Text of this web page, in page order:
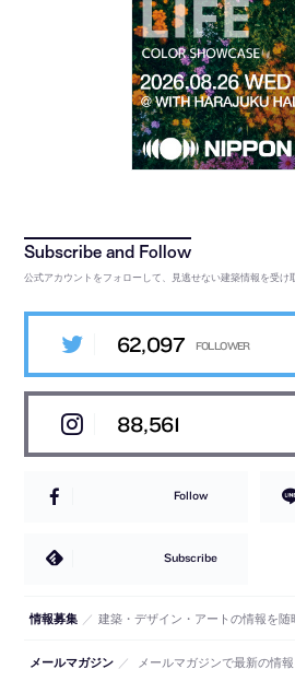
公式アカウントをフォローして、見逃せない建築情報を受け
62,097
88,561
Follow
Subscribe
情報募集 ／ 建築・デザイン・アートの情報を随
メールマガジン ／ メールマガジンで最新の情